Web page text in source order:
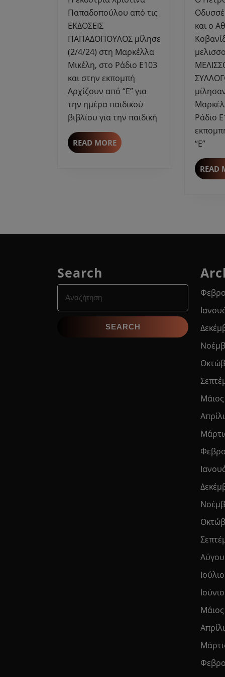
Μαρκέλλα
Μικέλη
την
παιδικού
βιβλίου.
Παπαδοπούλου από τις
ΕΚΔΟΣΕΙΣ
ΠΑΠΑΔΟΠΟΥΛΟΣ μίλησε
(2/4/24) στη Μαρκέλλα
Μικέλη, στο Ράδιο Ε103
και στην εκπομπή
Αρχίζουν από “Ε” για
την ημέρα παιδικού
βιβλίου για την παιδική
READ MOREREAD
MORE
και ο
Ράδιο
“Ε”
READ
Search
for: